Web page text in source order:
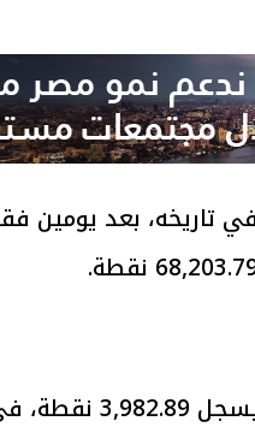
للمرة الأولى في تاريخه، بعد
كما صعد مؤشر "توبكس" الأوسع